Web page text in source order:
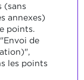
(sans
annexes)
points.
de
les points